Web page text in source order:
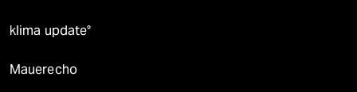
klima update°
Mauerecho